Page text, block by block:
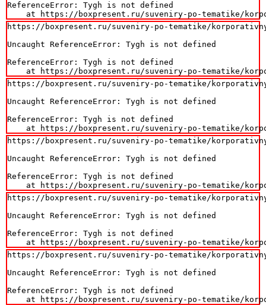
ReferenceError: Tygh is not defined
at https://boxpresent.ru/suveniry-po-tematike/
https://boxpresent.ru/suveniry-po-tematike/
Uncaught ReferenceError: Tygh is not defined
ReferenceError: Tygh is not defined
at https://boxpresent.ru/suveniry-po-tematike/
https://boxpresent.ru/suveniry-po-tematike/
Uncaught ReferenceError: Tygh is not defined
ReferenceError: Tygh is not defined
at https://boxpresent.ru/suveniry-po-tematike/
https://boxpresent.ru/suveniry-po-tematike/
Uncaught ReferenceError: Tygh is not defined
ReferenceError: Tygh is not defined
at https://boxpresent.ru/suveniry-po-tematike/
https://boxpresent.ru/suveniry-po-tematike/
Uncaught ReferenceError: Tygh is not defined
ReferenceError: Tygh is not defined
at https://boxpresent.ru/suveniry-po-tematike/
https://boxpresent.ru/suveniry-po-tematike/
Uncaught ReferenceError: Tygh is not defined
ReferenceError: Tygh is not defined
at https://boxpresent.ru/suveniry-po-tematike/